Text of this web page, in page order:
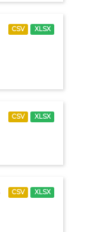
CSV XLSX
CSV XLSX
CSV XLSX